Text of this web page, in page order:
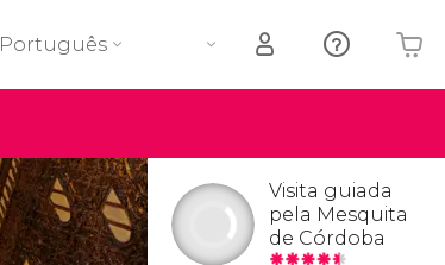
Português
Visita guiada
pela Mesquita
de Córdoba